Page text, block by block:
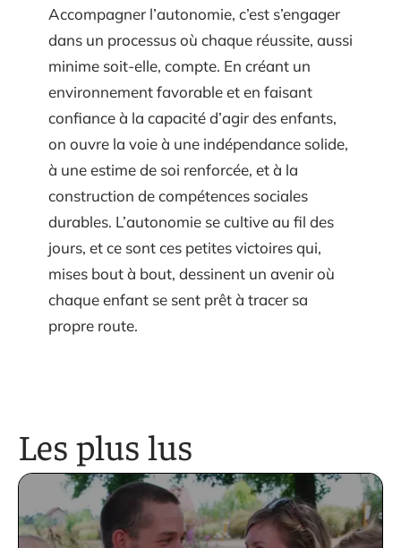
Accompagner l’autonomie, c’est s’engager
dans un processus où chaque réussite, aussi
minime soit-elle, compte. En créant un
environnement favorable et en faisant
confiance à la capacité d’agir des enfants,
on ouvre la voie à une indépendance solide,
à une estime de soi renforcée, et à la
construction de compétences sociales
durables. L’autonomie se cultive au fil des
jours, et ce sont ces petites victoires qui,
mises bout à bout, dessinent un avenir où
chaque enfant se sent prêt à tracer sa
propre route.
Les plus lus